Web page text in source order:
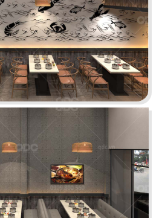
KIM THANG
Thang được thiết kế theo
Nam dân gian đương đại...